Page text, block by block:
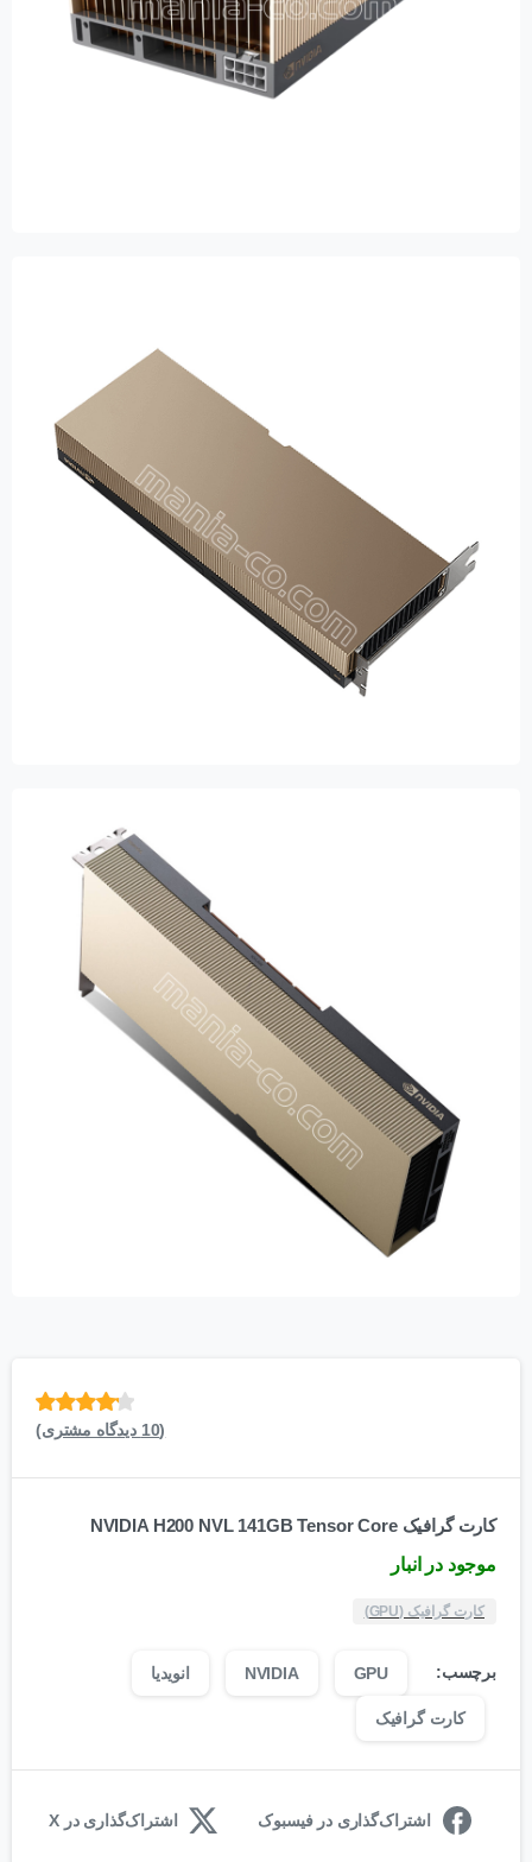
امتیازدهی
(
10 دیدگاه مشتری)
کارت گرافیک NVIDIA H200 NVL 141GB Tensor Core
موجود در انبار
کارت گرافیک (GPU)
برچسب: GPU
NVIDIA انویدیا
کارت گرافیک
اشتراک‌گذاری در فیسبوک اشتراک‌گذاری در X